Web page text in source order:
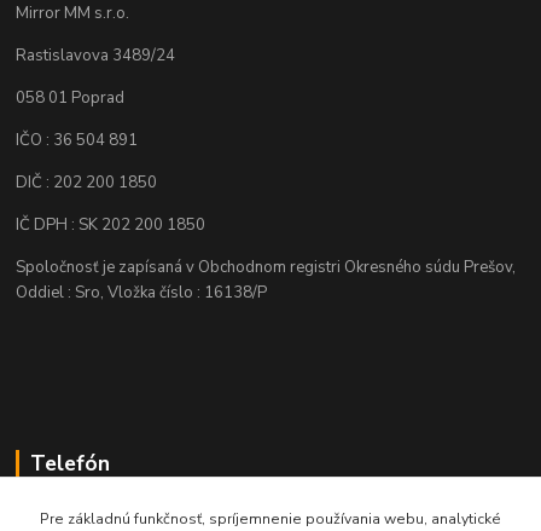
Mirror MM s.r.o.
Rastislavova 3489/24
058 01 Poprad
IČO : 36 504 891
DIČ : 202 200 1850
IČ DPH : SK 202 200 1850
Spoločnosť je zapísaná v Obchodnom registri Okresného súdu Prešov,
Oddiel : Sro, Vložka číslo : 16138/P
Telefón
+421 905 622 625
Pre základnú funkčnosť, spríjemnenie používania webu, analytické